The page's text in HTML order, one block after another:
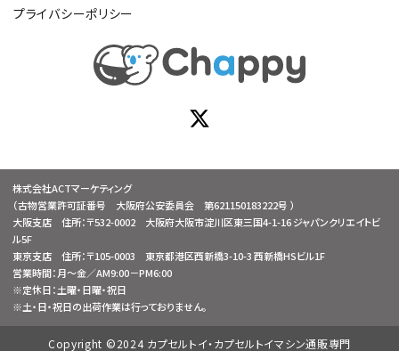
プライバシーポリシー
株式会社ACTマーケティング
（古物営業許可証番号 大阪府公安委員会 第621150183222号 ）
大阪支店 住所：〒532-0002 大阪府大阪市淀川区東三国4-1-16 ジャパンクリエイトビ
ル5F
東京支店 住所：〒105-0003 東京都港区西新橋3-10-3 西新橋HSビル1F
営業時間：月～金／AM9:00－PM6:00
※定休日：土曜・日曜・祝日
※土・日・祝日の出荷作業は行っておりません。
Copyright ©2024 カプセルトイ・カプセルトイマシン通販専門